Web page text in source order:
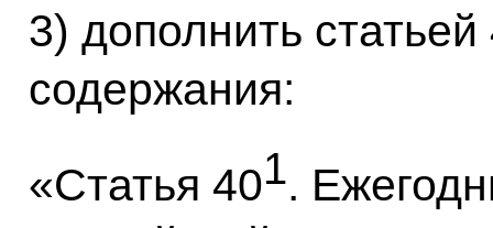
3) дополнить статьей
содержания:
«Статья 401.